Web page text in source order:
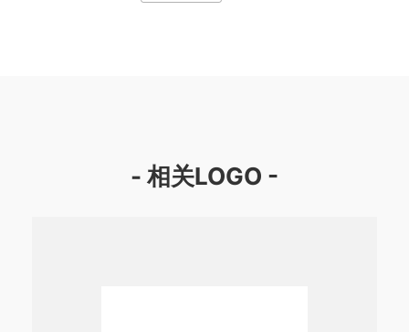
- 相关LOGO -